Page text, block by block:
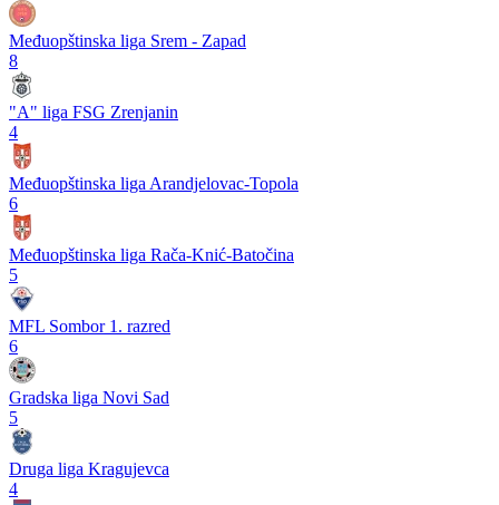
Međuopštinska liga Srem - Zapad
8
"A" liga FSG Zrenjanin
4
Međuopštinska liga Arandjelovac-Topola
6
Međuopštinska liga Rača-Knić-Batočina
5
MFL Sombor 1. razred
6
Gradska liga Novi Sad
5
Druga liga Kragujevca
4